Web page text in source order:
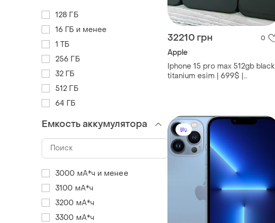
32210 грн 0
Apple
Iphone 15 pro max 512gb black
titanium esim | 699$ |
128 ГБ
16 ГБ и менее
1 ТБ
256 ГБ
32 ГБ
512 ГБ
64 ГБ
Емкость аккумулятора
3000 мА*ч и менее
3100 мА*ч
3200 мА*ч
3300 мА*ч